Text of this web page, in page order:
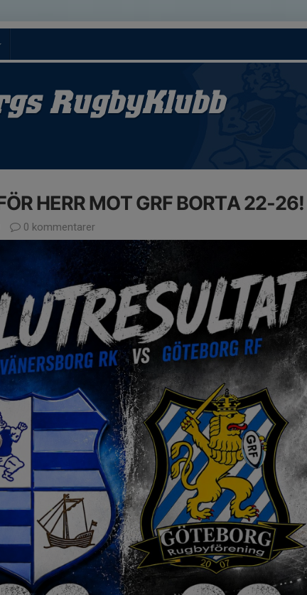
RugbyKlubb
HERR MOT GRF BORTA 22-26!
0 kommentarer